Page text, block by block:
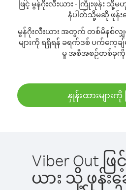
ဖြင့် မွန်ဂိုးလီးယား - ကြိုးဖုန်း
နံပါတ်သို့မဆို ဖုန်းခ
မွန်ဂိုးလီးယား အတွက် တစ်မိနစ်လျှ
များကို ရရှိရန် ခရက်ဒစ် ပက်ကေ့ခ
မှု အစီအစဉ်တစ်ခုကို
နှုန်းထားများကို
Viber Out ဖ
ယား သို့ ဖုန်းခ